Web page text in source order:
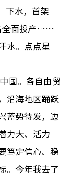
下水，首架
全面投产……
水。点点星
国。各自由贸
沿海地区踊跃
蓄势待发，边
力大、活力
笃定信心、稳
。今年我去了